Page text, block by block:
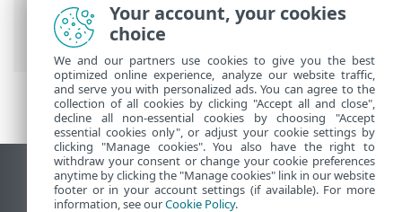
서버> 클러스터> 클러스터 마법사 - 노드
설치
데스크톱 사이트 보기
End of Life
Your account, your cookies
choice
We and our partners use cookies to give you the best
optimized online experience, analyze our website traffic,
and serve you with personalized ads. You can agree to the
collection of all cookies by clicking "Accept all and close",
decline all non-essential cookies by choosing "Accept
essential cookies only", or adjust your cookie settings by
clicking "Manage cookies". You also have the right to
withdraw your consent or change your cookie preferences
anytime by clicking the "Manage cookies" link in our website
footer or in your account settings (if available). For more
information, see ourCookie Policy.